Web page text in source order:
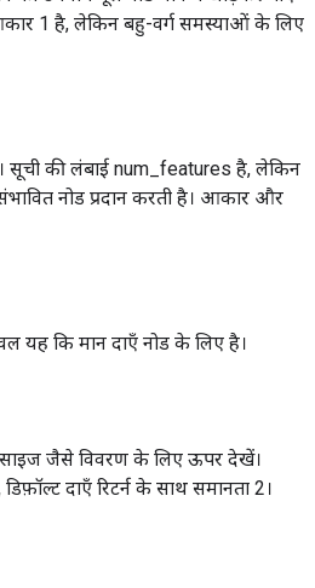
1 है, लेकिन बहु-वर्ग समस्याओं के लिए
सूची की लंबाई num_features है, लेकिन
नोड प्रदान करती है। आकार और
यह कि मान दाएँ नोड के लिए है।
साइज जैसे विवरण के लिए ऊपर देखें।
दाएँ रिटर्न के साथ समानता 2।